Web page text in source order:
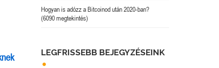
Hogyan is adózz a Bitcoinod után 2020-ban?
(6090 megtekintés)
LEGFRISSEBB BEJEGYZÉSEINK